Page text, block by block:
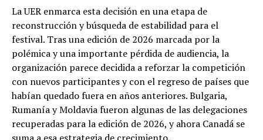
La UER enmarca esta decisión en una etapa de
reconstrucción y búsqueda de estabilidad para el
festival. Tras una edición de 2026 marcada por la
polémica y una importante pérdida de audiencia, la
organización parece decidida a reforzar la competición
con nuevos participantes y con el regreso de países que
habían quedado fuera en años anteriores. Bulgaria,
Rumanía y Moldavia fueron algunas de las delegaciones
recuperadas para la edición de 2026, y ahora Canadá se